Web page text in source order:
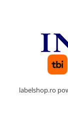
labelshop.ro